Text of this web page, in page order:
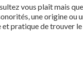
vous plaît mais que
une origine ou
et pratique de trouver